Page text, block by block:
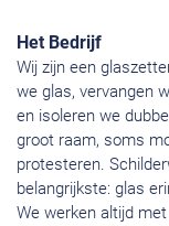
Het Bedrijf
Wij zijn een
we glas, vervangen
en isoleren we
groot raam, soms
protesteren.
belangrijkste: glas
We werken altijd